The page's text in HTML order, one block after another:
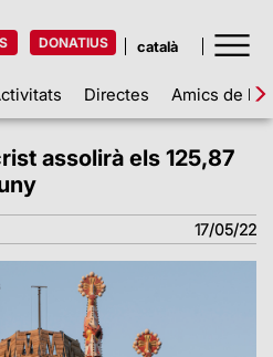
DONATIUS
Directes Amics de la
assolirà els 125,87
17/05/22